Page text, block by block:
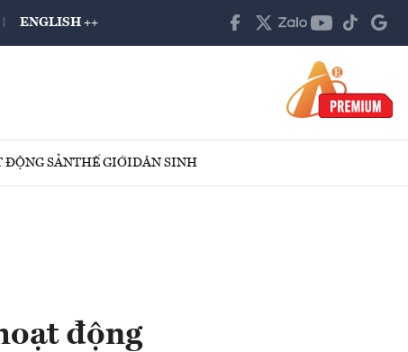
ENGLISH ++
ĐỘNG SẢNTHẾ GIỚIDÂN SINH
động